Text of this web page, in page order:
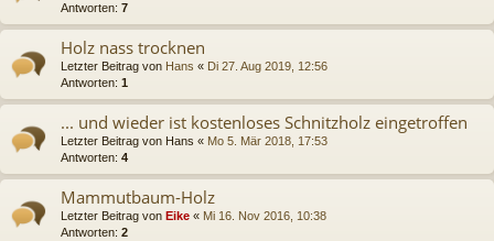
Antworten: 7
Holz nass trocknen
Letzter Beitrag von Hans « Di 27. Aug 2019, 12:56
Antworten: 1
... und wieder ist kostenloses Schnitzholz eingetroffen
Letzter Beitrag von Hans « Mo 5. Mär 2018, 17:53
Antworten: 4
Mammutbaum-Holz
Letzter Beitrag von Eike « Mi 16. Nov 2016, 10:38
Antworten: 2